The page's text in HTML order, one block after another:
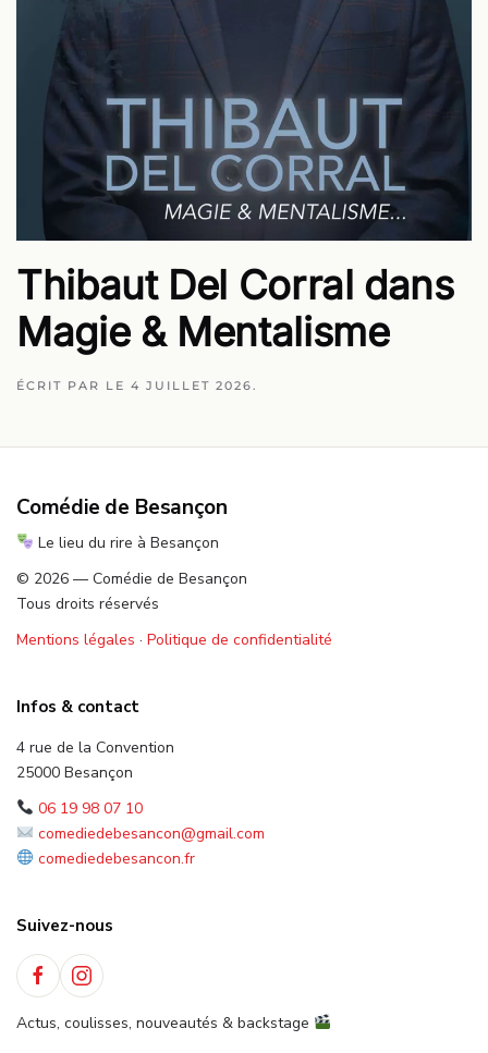
Thibaut Del Corral dans
Magie & Mentalisme
ÉCRIT PAR LE 4 JUILLET 2026.
Comédie de Besançon
Le lieu du rire à Besançon
© 2026 — Comédie de Besançon
Tous droits réservés
Mentions légales · Politique de confidentialité
Infos & contact
4 rue de la Convention
25000 Besançon
06 19 98 07 10
comediedebesancon@gmail.com
comediedebesancon.fr
Suivez-nous
Actus, coulisses, nouveautés & backstage